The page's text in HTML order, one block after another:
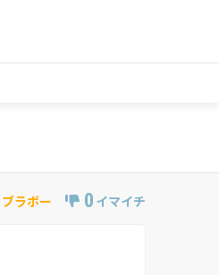
ブラボー 0 イマイチ